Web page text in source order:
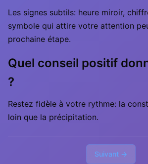
Les signes subtils: heure miroir,
symbole qui attire votre attention
prochaine étape.
Quel conseil positif
?
Restez fidèle à votre rythme: la
loin que la précipitation.
Suivant →